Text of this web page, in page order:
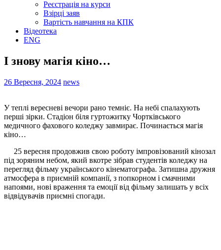
Реєстрація на курси
Взірці заяв
Вартість навчання на КПК
Відеотека
ENG
І знову магія кіно…
26 Вересня, 2024 news
У теплі вересневі вечори рано темніє. На небі спалахують
перші зірки. Стадіон біля гуртожитку Чортківського
медичного фахового коледжу завмирає. Починається магія
кіно…
25 вересня продовжив свою роботу імпровізований кінозал
під зоряним небом, який вкотре зібрав студентів коледжу на
перегляд фільму українського кінематографа. Затишна дружня
атмосфера в приємній компанії, з попкорном і смачними
напоями, нові враження та емоції від фільму залишать у всіх
відвідувачів приємні спогади.